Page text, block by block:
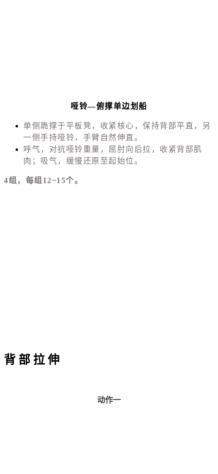
哑铃—俯撑单边划船
单侧跪撑于平板凳，收紧核心，保持背部平直，另
一侧手持哑铃，手臂自然伸直。
呼气，对抗哑铃重量，屈肘向后拉，收紧背部肌
肉；吸气，缓慢还原至起始位。
4组，每组12~15个。
背 部 拉 伸
动作一